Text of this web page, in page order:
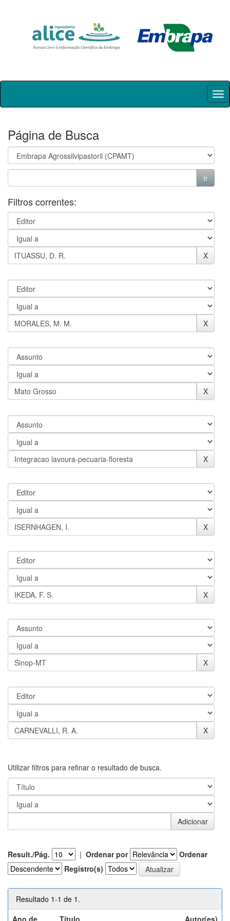
Skip
Página de Busca
Filtros correntes:
Utilizar filtros para refinar o resultado de busca.
Result./Pág. | Ordenar por
Ordenar
Registro(s)
Resultado 1-1 de 1.
Ano de
Título Autor(es)